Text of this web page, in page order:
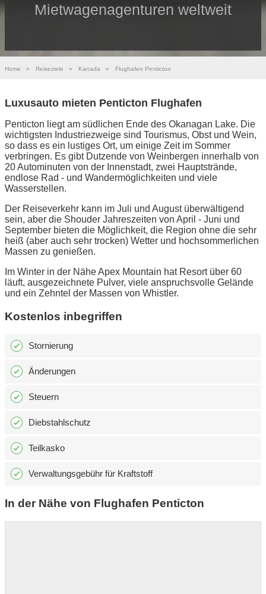
Mietwagenagenturen weltweit
Home » Reiseziele » Kanada » Flughafen Penticton
Luxusauto mieten Penticton Flughafen
Penticton liegt am südlichen Ende des Okanagan Lake. Die
wichtigsten Industriezweige sind Tourismus, Obst und Wein,
so dass es ein lustiges Ort, um einige Zeit im Sommer
verbringen. Es gibt Dutzende von Weinbergen innerhalb von
20 Autominuten von der Innenstadt, zwei Hauptstrände,
endlose Rad - und Wandermöglichkeiten und viele
Wasserstellen.
Der Reiseverkehr kann im Juli und August überwältigend
sein, aber die Shouder Jahreszeiten von April - Juni und
September bieten die Möglichkeit, die Region ohne die sehr
heiß (aber auch sehr trocken) Wetter und hochsommerlichen
Massen zu genießen.
Im Winter in der Nähe Apex Mountain hat Resort über 60
läuft, ausgezeichnete Pulver, viele anspruchsvolle Gelände
und ein Zehntel der Massen von Whistler.
Kostenlos inbegriffen
Stornierung
Änderungen
Steuern
Diebstahlschutz
Teilkasko
Verwaltungsgebühr für Kraftstoff
In der Nähe von Flughafen Penticton